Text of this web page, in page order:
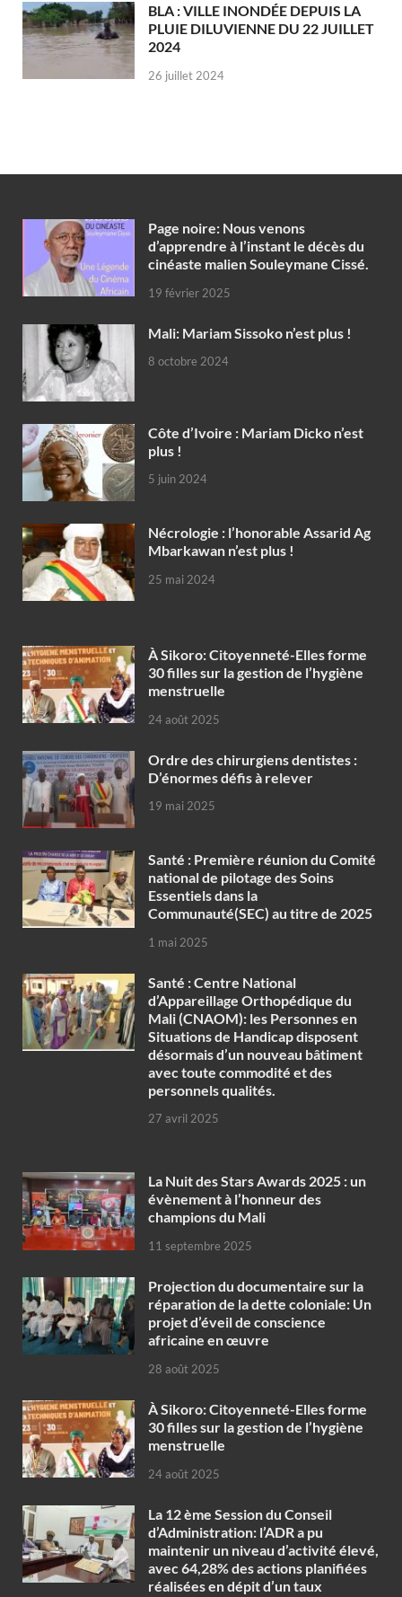
BLA : VILLE INONDÉE DEPUIS LA
PLUIE DILUVIENNE DU 22 JUILLET
2024
26 juillet 2024
Page noire: Nous venons
d’apprendre à l’instant le décès du
cinéaste malien Souleymane Cissé.
19 février 2025
Mali: Mariam Sissoko n’est plus !
8 octobre 2024
Côte d’Ivoire : Mariam Dicko n’est
plus !
5 juin 2024
Nécrologie : l’honorable Assarid Ag
Mbarkawan n’est plus !
25 mai 2024
À Sikoro: Citoyenneté-Elles forme
30 filles sur la gestion de l’hygiène
menstruelle
24 août 2025
Ordre des chirurgiens dentistes :
D’énormes défis à relever
19 mai 2025
Santé : Première réunion du Comité
national de pilotage des Soins
Essentiels dans la
Communauté(SEC) au titre de 2025
1 mai 2025
Santé : Centre National
d’Appareillage Orthopédique du
Mali (CNAOM): les Personnes en
Situations de Handicap disposent
désormais d’un nouveau bâtiment
avec toute commodité et des
personnels qualités.
27 avril 2025
‎La Nuit des Stars Awards 2025 : un
évènement à l’honneur des
champions du Mali
11 septembre 2025
Projection du documentaire sur la
réparation de la dette coloniale: Un
projet d’éveil de conscience
africaine en œuvre‎
28 août 2025
À Sikoro: Citoyenneté-Elles forme
30 filles sur la gestion de l’hygiène
menstruelle
24 août 2025
La 12 ème Session du Conseil
d’Administration: l’ADR a pu
maintenir un niveau d’activité élevé,
avec 64,28% des actions planifiées
réalisées en dépit d’un taux